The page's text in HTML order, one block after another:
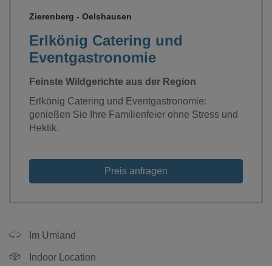
Erlkönig Catering und
Eventgastronomie
Zierenberg - Oelshausen
Feinste Wildgerichte aus der Region
Erlkönig Catering und Eventgastronomie:
genießen Sie Ihre Familienfeier ohne Stress und
Hektik.
Preis anfragen
Im Umland
Indoor Location